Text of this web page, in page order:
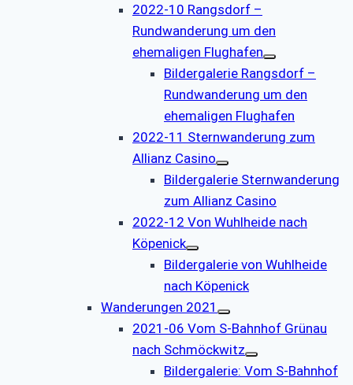
2022-10 Rangsdorf –
Rundwanderung um den
ehemaligen Flughafen
Bildergalerie Rangsdorf –
Rundwanderung um den
ehemaligen Flughafen
2022-11 Sternwanderung zum
Allianz Casino
Bildergalerie Sternwanderung
zum Allianz Casino
2022-12 Von Wuhlheide nach
Köpenick
Bildergalerie von Wuhlheide
nach Köpenick
Wanderungen 2021
2021-06 Vom S-Bahnhof Grünau
nach Schmöckwitz
Bildergalerie: Vom S-Bahnhof